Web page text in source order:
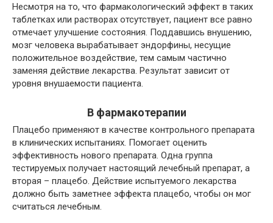
Несмотря на то, что фармакологический эффект в таких
таблетках или растворах отсутствует, пациент все равно
отмечает улучшение состояния. Поддавшись внушению,
мозг человека вырабатывает эндорфины, несущие
положительное воздействие, тем самым частично
заменяя действие лекарства. Результат зависит от
уровня внушаемости пациента.
В фармакотерапии
Плацебо применяют в качестве контрольного препарата
в клинических испытаниях. Помогает оценить
эффективность нового препарата. Одна группа
тестируемых получает настоящий лечебный препарат, а
вторая – плацебо. Действие испытуемого лекарства
должно быть заметнее эффекта плацебо, чтобы он мог
считаться лечебным.